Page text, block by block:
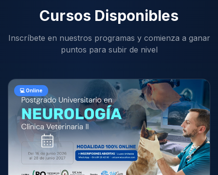
Cursos Disponibles
Inscríbete en nuestros programas y comienza a ganar
puntos para subir de nivel
💻 Online